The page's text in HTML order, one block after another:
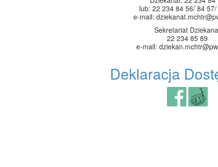
lub: 22 234 84 56/ 84
e-mail:
Sekretariat
22 234 85 89
e-mail:
Deklaracja